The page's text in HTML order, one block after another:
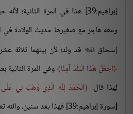
إبراهيم:39] هذا في المرة الثانية؛
ومعه هاجر مع صغيرها حديث الولادة في
إسحاق قد ولد؛ لأن بينهما ثلاثة
اجْعَلْ هَذَا الْبَلَدَ آمِنًا وفي المرة الثانية
لهذا قال:
الْحَمْدُ لِلَّهِ الَّذِي وَهَبَ لِي
[سورة إبراهيم:39] فهذا بعد سنين، والله تعالى أعلم.